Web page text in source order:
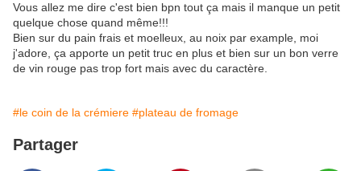
Vous allez me dire c'est bien bpn tout ça mais il manque un petit
quelque chose quand même!!!
Bien sur du pain frais et moelleux, au noix par example, moi
j'adore, ça apporte un petit truc en plus et bien sur un bon verre
de vin rouge pas trop fort mais avec du caractère.
#le coin de la crémiere #plateau de fromage
Partager